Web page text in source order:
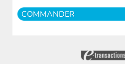
COMMANDER